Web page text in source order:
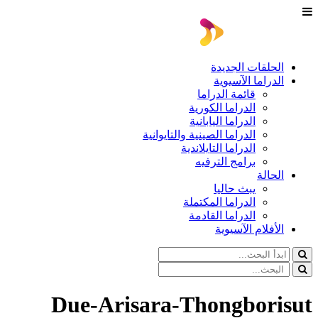
الحلقات الجديدة
الدراما الآسيوية
قائمة الدراما
الدراما الكورية
الدراما اليابانية
الدراما الصينية والتايوانية
الدراما التايلاندية
برامج الترفيه
الحالة
يبث حاليا
الدراما المكتملة
الدراما القادمة
الأفلام الآسيوية
Due-Arisara-Thongborisut